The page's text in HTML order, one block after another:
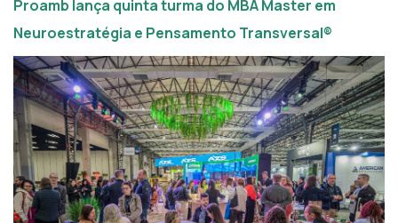
Proamb lança quinta turma do MBA Master em
Neuroestratégia e Pensamento Transversal®